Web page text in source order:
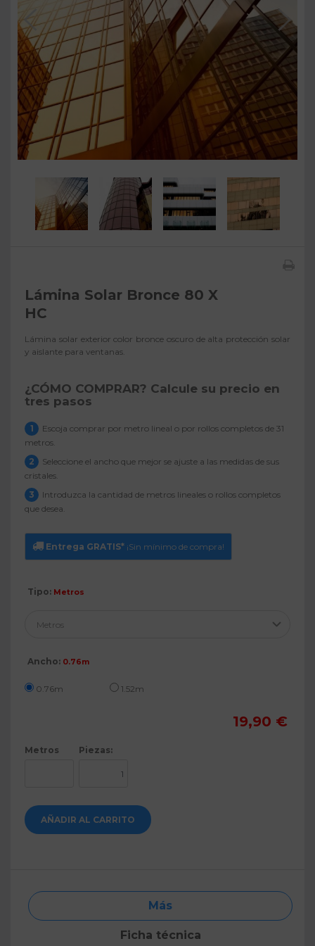
Lámina Solar Bronce 80 X
HC
Lámina solar exterior color bronce oscuro de alta protección solar
y aislante para ventanas.
¿CÓMO COMPRAR? Calcule su precio en
tres pasos
1
Escoja comprar por metro lineal o por rollos completos de 31
metros.
2
Seleccione el ancho que mejor se ajuste a las medidas de sus
cristales.
3
Introduzca la cantidad de metros lineales o rollos completos
que desea.
Entrega GRATIS* ¡Sin mínimo de compra!
Tipo: Metros
Ancho: 0.76m
0.76m 1.52m
19,90 €
Metros Piezas:
AÑADIR AL CARRITO
Más
Ficha técnica